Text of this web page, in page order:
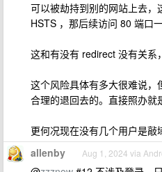
可以被劫持到别的网站上去
HSTS ，那后续访问 80 端口
这和有没有 redirect 没有关系
这个风险具体有多大很难说
合理的退回去的。直接照办就
更何况现在没有几个用户是敲
allenby Aug 1, 2024 via